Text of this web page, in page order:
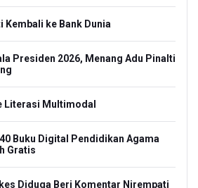
Kembali ke Bank Dunia
Presiden 2026, Menang Adu Pinalti
Literasi Multimodal
Buku Digital Pendidikan Agama
Gratis
Diduga Beri Komentar Nirempati